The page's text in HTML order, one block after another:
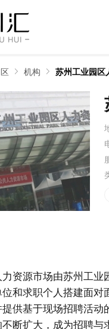
机构 苏州工业园区
资源市场由苏州工
和求职个人搭建面
供基于现场招聘活
断扩大，成为招聘与